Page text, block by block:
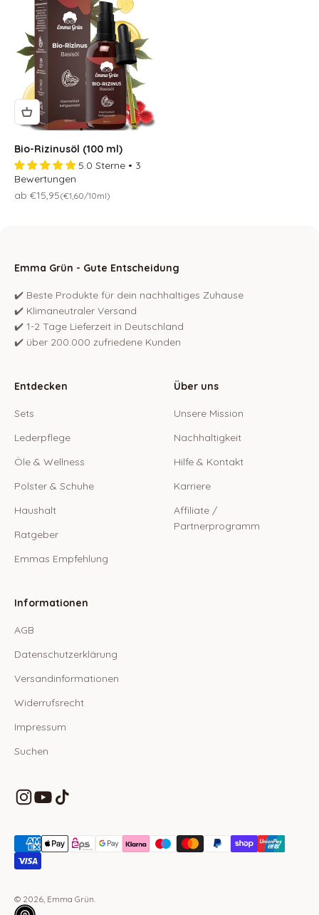
Bio-Rizinusöl (100 ml)
5.0 Sterne • 3
Bewertungen
Osteraktion 🐣
ab €15,95(€1,60/10ml)
Emma Grün - Gute Entscheidung
✔️ Beste Produkte für dein nachhaltiges Zuhause
✔️ Klimaneutraler Versand
✔️ 1-2 Tage Lieferzeit in Deutschland
✔️ über 200.000 zufriedene Kunden
Entdecken
Sets
Lederpflege
Öle & Wellness
Polster & Schuhe
Haushalt
Ratgeber
Emmas Empfehlung
Über uns
Unsere Mission
Nachhaltigkeit
Hilfe & Kontakt
Karriere
Affiliate /
Partnerprogramm
Informationen
AGB
Datenschutzerklärung
Versandinformationen
Widerrufsrecht
Impressum
Suchen
© 2026, Emma Grün.